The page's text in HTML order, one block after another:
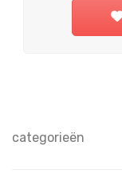
categorieën